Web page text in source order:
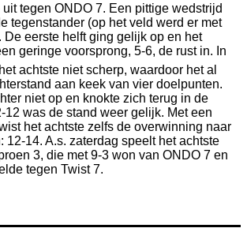
tegen ONDO 7. Een pittige wedstrijd
tegenstander (op het veld werd er met
De eerste helft ging gelijk op en het
geringe voorsprong, 5-6, de rust in. In
achtste niet scherp, waardoor het al
aan keek van vier doelpunten.
niet op en knokte zich terug in de
12 was de stand weer gelijk. Met een
het achtste zelfs de overwinning naar
12-14. A.s. zaterdag speelt het achtste
3, die met 9-3 won van ONDO 7 en
tegen Twist 7.